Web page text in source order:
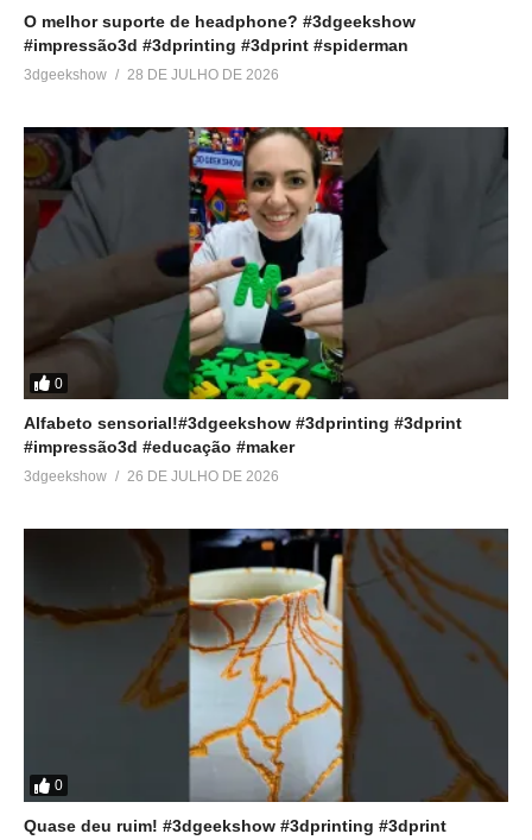
O melhor suporte de headphone? #3dgeekshow
#impressão3d #3dprinting #3dprint #spiderman
3dgeekshow 28 DE JULHO DE 2026
0
Alfabeto sensorial!#3dgeekshow #3dprinting #3dprint
#impressão3d #educação #maker
3dgeekshow 26 DE JULHO DE 2026
0
Quase deu ruim! #3dgeekshow #3dprinting #3dprint